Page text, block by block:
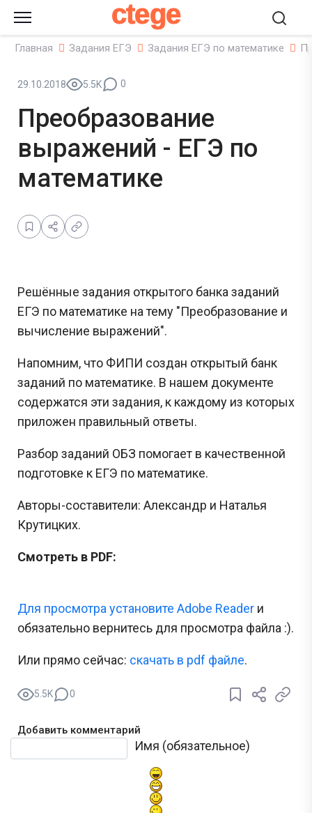
ctege
Главная Задания ЕГЭ Задания ЕГЭ по математике
29.10.2018 5.5K 0
Преобразование
выражений - ЕГЭ по
математике
Решённые задания открытого банка заданий
ЕГЭ по математике на тему "Преобразование и
вычисление выражений".
Напомним, что ФИПИ создан открытый банк
заданий по математике. В нашем документе
содержатся эти задания, к каждому из которых
приложен правильный ответы.
Разбор заданий ОБЗ помогает в качественной
подготовке к ЕГЭ по математике.
Авторы-составители: Александр и Наталья
Крутицких.
Смотреть в PDF:
Для просмотра установите Adobe Reader и
обязательно вернитесь для просмотра файла :).
Или прямо сейчас: cкачать в pdf файле.
5.5K 0
Добавить комментарий
Имя (обязательное)